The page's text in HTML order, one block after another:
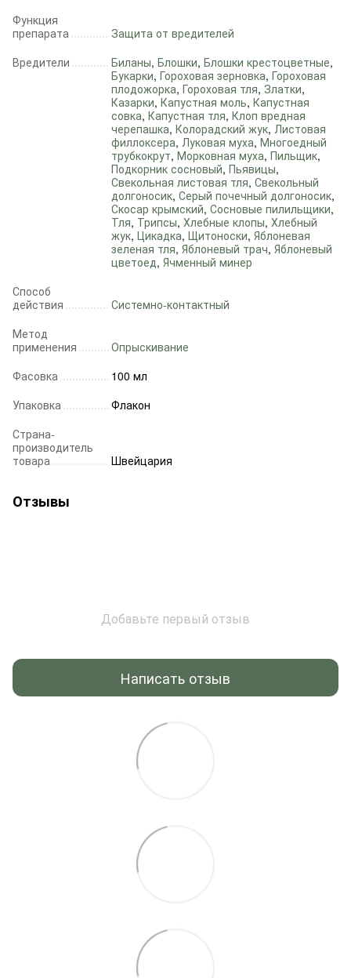
Функция
препарата
Защита от вредителей
Вредители
Биланы, Блошки, Блошки крестоцветные,
Букарки, Гороховая зерновка, Гороховая
плодожорка, Гороховая тля, Златки,
Казарки, Капустная моль, Капустная
совка, Капустная тля, Клоп вредная
черепашка, Колорадский жук, Листовая
филлоксера, Луковая муха, Многоедный
трубкокрут, Морковная муха, Пильщик,
Подкорник сосновый, Пьявицы,
Свекольная листовая тля, Свекольный
долгоносик, Серый почечный долгоносик,
Скосар крымский, Сосновые пилильщики,
Тля, Трипсы, Хлебные клопы, Хлебный
жук, Цикадка, Щитоноски, Яблоневая
зеленая тля, Яблоневый трач, Яблоневый
цветоед, Ячменный минер
Способ
действия
Системно-контактный
Метод
применения
Опрыскивание
Фасовка
100 мл
Упаковка
Флакон
Страна-
производитель
товара
Швейцария
Отзывы
Добавьте первый отзыв
Написать отзыв